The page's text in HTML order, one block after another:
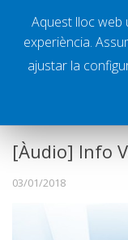
Societat
Successos
[Àudio] Info
03/01/2018
Aquest lloc web
experiència.
ajustar la